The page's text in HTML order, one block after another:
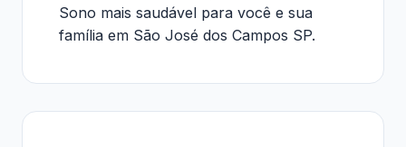
Sono mais saudável para você e sua
família em São José dos Campos SP.